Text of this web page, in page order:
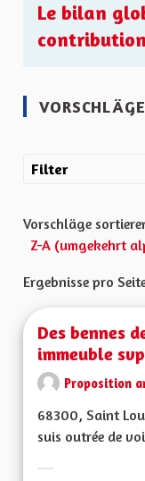
Le bilan
VORSCHLÄGE
Filter
Vorschläge
Z-A (umgekehrt
Ergebnisse pro
Des bennes
immeuble svp
Proposition
68300, Saint
suis outrée de